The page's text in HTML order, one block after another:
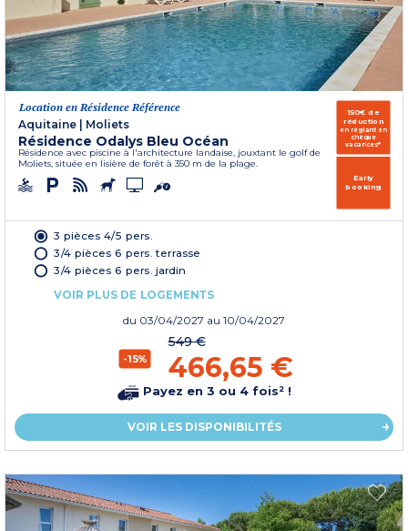
Location en Résidence Référence
Aquitaine
Moliets
Résidence Odalys Bleu Océan
Résidence avec piscine à l'architecture landaise, jouxtant le golf de
Moliets, située en lisière de forêt à 350 m de la plage.
150€ de
réduction
en réglant en
chèque
vacances*
Early
booking
3 pièces 4/5 pers.
3/4 pièces 6 pers. terrasse
3/4 pièces 6 pers. jardin
VOIR PLUS DE LOGEMENTS
du 03/04/2027 au 10/04/2027
-15%
549 €
466,65 €
Payez en 3 ou 4 fois² !
VOIR LES DISPONIBILITÉS